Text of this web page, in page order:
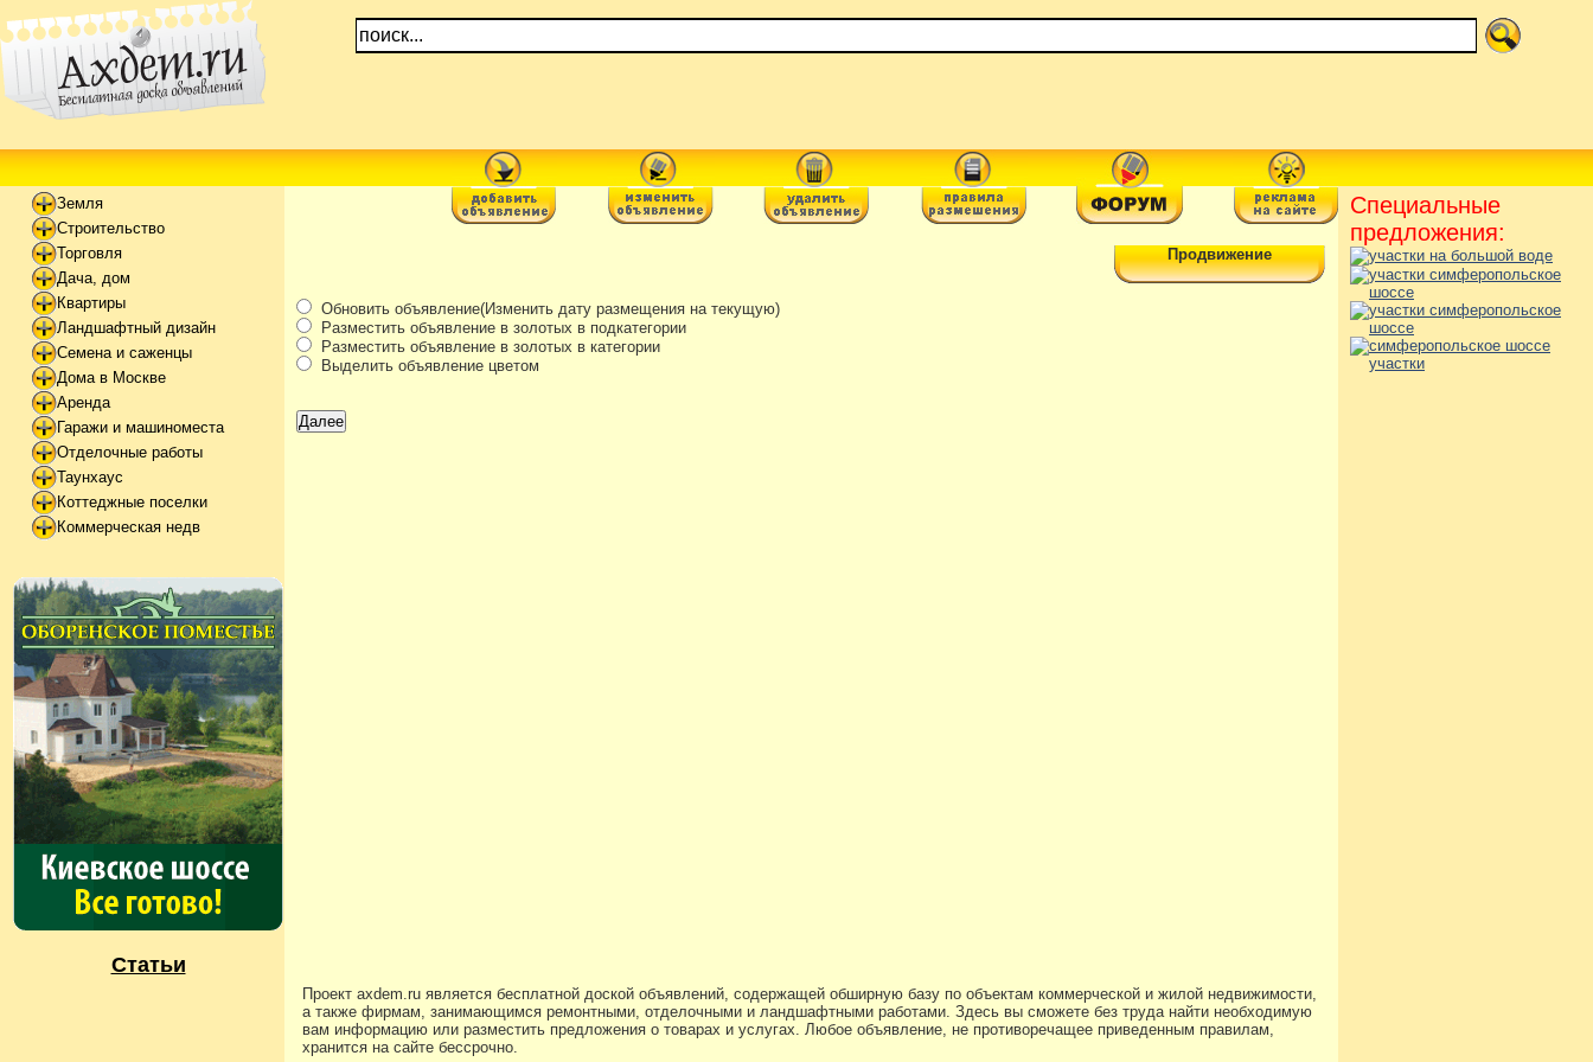
Земля
Строительство
Торговля
Дача, дом
Квартиры
Ландшафтный дизайн
Семена и саженцы
Дома в Москве
Аренда
Гаражи и машиноместа
Отделочные работы
Таунхаус
Коттеджные поселки
Коммерческая недв
Статьи
Продвижение
Обновить объявление(Изменить дату размещения на текущую)
Разместить объявление в золотых в подкатегории
Разместить объявление в золотых в категории
Выделить объявление цветом
Специальные
предложения:
Проект axdem.ru является бесплатной доской объявлений, содержащей обширную базу по объектам коммерческой и жилой недвижимости,
а также фирмам, занимающимся ремонтными, отделочными и ландшафтными работами. Здесь вы сможете без труда найти необходимую
вам информацию или разместить предложения о товарах и услугах. Любое объявление, не противоречащее приведенным правилам,
хранится на сайте бессрочно.